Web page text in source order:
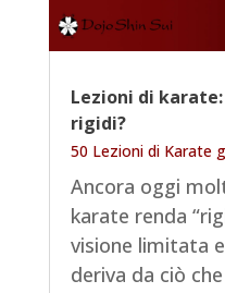
Lezioni di
rigidi?
50 Lezioni di Karate
Ancora oggi
karate renda
visione limitata
deriva da ciò